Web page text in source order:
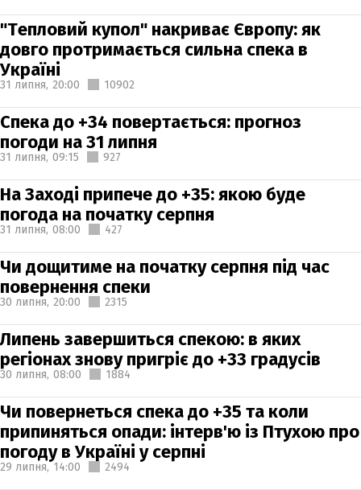
"Тепловий купол" накриває Європу: як
довго протримається сильна спека в
Україні
31 липня, 20:00 10902
Спека до +34 повертається: прогноз
погоди на 31 липня
31 липня, 09:15 927
На Заході припече до +35: якою буде
погода на початку серпня
31 липня, 08:00 427
Чи дощитиме на початку серпня під час
повернення спеки
30 липня, 20:00 2315
Липень завершиться спекою: в яких
регіонах знову пригріє до +33 градусів
30 липня, 08:00 1884
Чи повернеться спека до +35 та коли
припиняться опади: інтерв'ю із Птухою про
погоду в Україні у серпні
29 липня, 14:00 2494